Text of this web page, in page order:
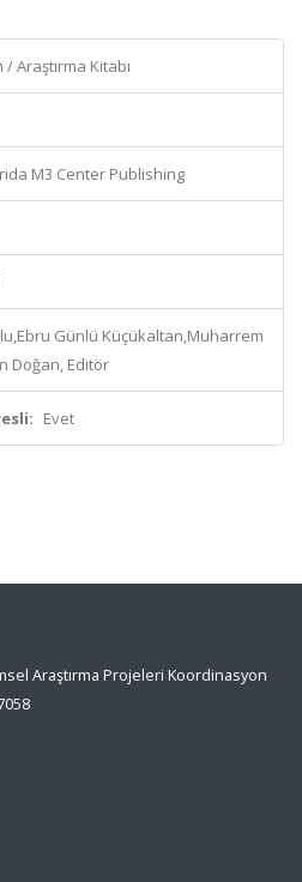
Araştırma Kitabı
M3 Center Publishing
Günlü Küçükaltan,Muharrem
Doğan, Editör
Evet
Araştırma Projeleri Koordinasyon